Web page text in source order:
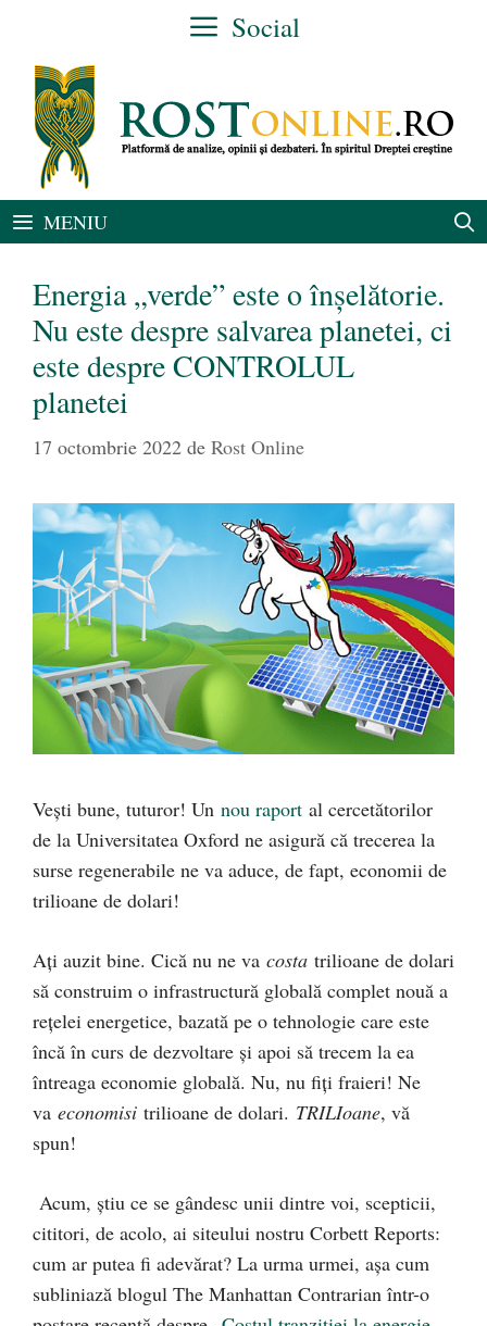
conținut
Social
MENIU
Energia „verde” este o înșelătorie.
Nu este despre salvarea planetei, ci
este despre CONTROLUL
planetei
17 octombrie 2022 de Rost Online
Vești bune, tuturor! Un nou raport al cercetătorilor
de la Universitatea Oxford ne asigură că trecerea la
surse regenerabile ne va aduce, de fapt, economii de
trilioane de dolari!
Ați auzit bine. Cică nu ne va costa trilioane de dolari
să construim o infrastructură globală complet nouă a
rețelei energetice, bazată pe o tehnologie care este
încă în curs de dezvoltare și apoi să trecem la ea
întreaga economie globală. Nu, nu fiți fraieri! Ne
va economisi trilioane de dolari. TRILIoane, vă
spun!
Acum, știu ce se gândesc unii dintre voi, scepticii,
cititori, de acolo, ai siteului nostru Corbett Reports:
cum ar putea fi adevărat? La urma urmei, așa cum
subliniază blogul The Manhattan Contrarian într-o